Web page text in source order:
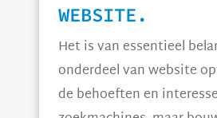
WEBSITE.
Het is van essentieel
onderdeel van website
de behoeften en